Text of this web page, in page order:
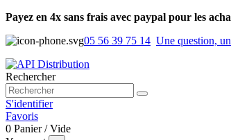
Payez en 4x sans frais avec paypal pour les
05 56 39 75 14 Une question,
Rechercher
S'identifier
Favoris
0 Panier /Vide